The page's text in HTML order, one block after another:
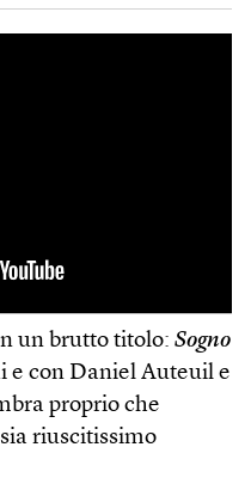
un brutto titolo: Sogno
e con Daniel Auteuil e
proprio che
riuscitissimo